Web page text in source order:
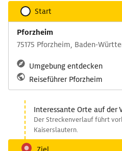
Start
Pforzheim
75175 Pforzheim, Baden-
Umgebung entdecken
Reiseführer Pforzheim
Interessante Orte auf der
Der Streckenverlauf führt
Kaiserslautern.